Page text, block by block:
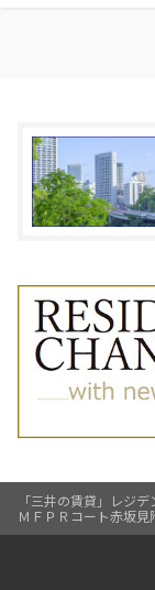
「三井の賃貸」レジ
ＭＦＰＲコート赤坂見